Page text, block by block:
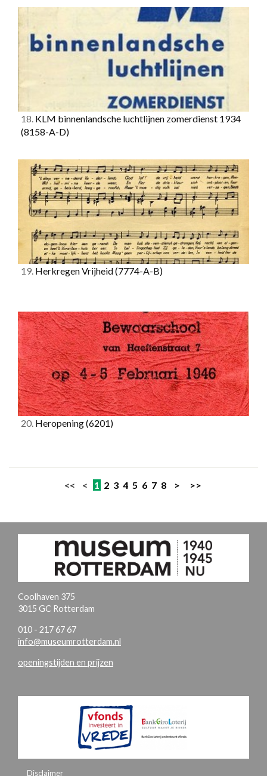
18. KLM binnenlandsche luchtlijnen zomerdienst 1934
(8158-A-D)
19. Herkregen Vrijheid(7774-A-B)
20. Heropening(6201)
<< < 1 2 3 4 5 6 7 8 > >>
Coolhaven 375
3015 GC Rotterdam
010 - 217 67 67
info@museumrotterdam.nl
openingstijden en prijzen
Disclaimer